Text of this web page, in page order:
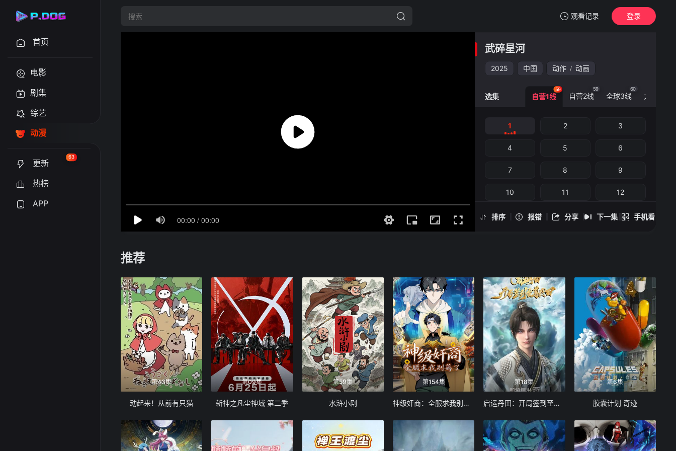
观看记录
我的观影记录
武碎星河
登录
首页
电影
剧集
综艺
动漫
更新
63
热榜
APP
武碎星河
2025 中国 动作 / 动画
排序 报错 分享 下一集 手机看
武碎星河 -1
选集 自营1线
59
自营2线
59
全球3线
60
大陆0线
1 2 3
4 5 6
7 8 9
10 11 12
14 15
22 23 24
25 26 27
28 29 30
31 33
34 35 36
37 38 39
43 44 45
推荐
第43集
动起来！从前有只猫
第09集
斩神之凡尘神域 第二季
第59集
水浒小剧
第154集
神级奸商：全服求我别薅了 动态漫画
第18集
启运丹田：开局签到至尊丹田
第6集
胶囊计划 奇迹